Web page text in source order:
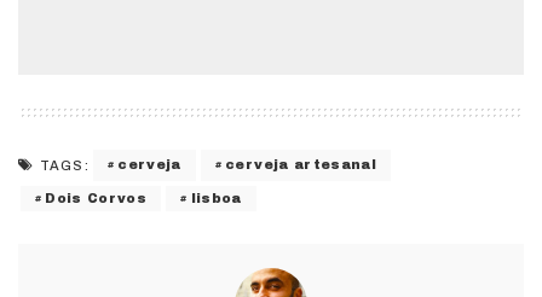
TAGS: cerveja cerveja artesanal
Dois Corvos lisboa